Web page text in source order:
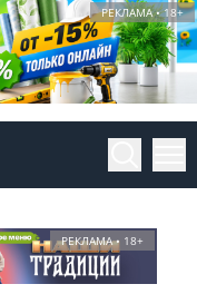
РЕКЛАМА • 18+
РЕКЛАМА • 18+